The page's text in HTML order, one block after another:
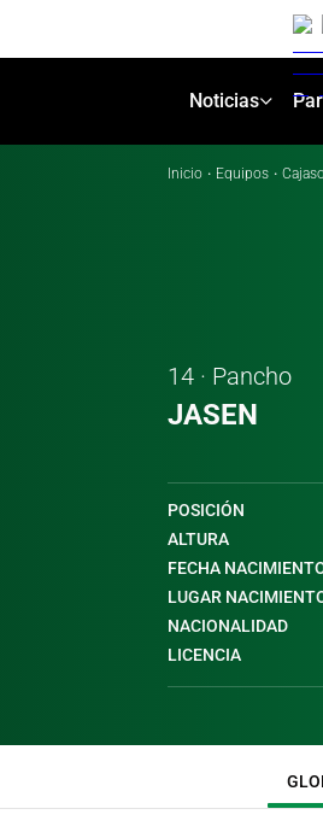
Noticias
Inicio · Equipos ·
14 · Pancho
JASEN
POSICIÓN
ALTURA
FECHA
LUGAR
NACIONALIDAD
LICENCIA